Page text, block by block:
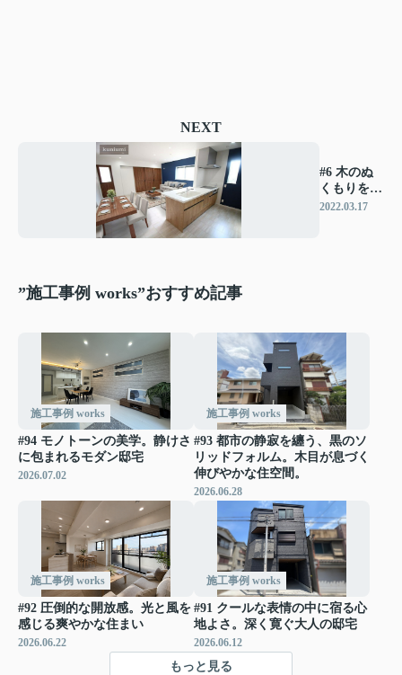
NEXT
#6 木のぬ
くもりを感
じられるお
2022.03.17
”施工事例 works”おすすめ記事
施工事例 works
#94 モノトーンの美学。静けさ
に包まれるモダン邸宅
2026.07.02
施工事例 works
#93 都市の静寂を纏う、黒のソ
リッドフォルム。木目が息づく
伸びやかな住空間。
2026.06.28
施工事例 works
#92 圧倒的な開放感。光と風を
感じる爽やかな住まい
2026.06.22
施工事例 works
#91 クールな表情の中に宿る心
地よさ。深く寛ぐ大人の邸宅
2026.06.12
もっと見る